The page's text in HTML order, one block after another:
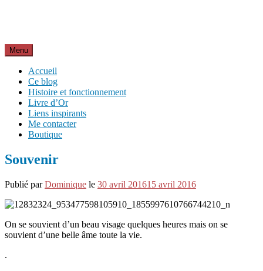
Menu
Accueil
Ce blog
Histoire et fonctionnement
Livre d’Or
Liens inspirants
Me contacter
Boutique
Souvenir
Publié parDominique le 30 avril 201615 avril 2016
On se souvient d’un beau visage quelques heures mais on se
souvient d’une belle âme toute la vie.
.